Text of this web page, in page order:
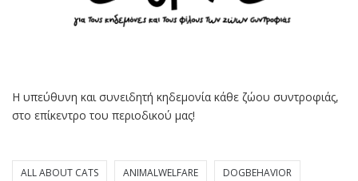
Η υπεύθυνη και συνειδητή κηδεμονία κάθε ζώου συντροφιάς,
στο επίκεντρο του περιοδικού μας!
ALL ABOUT CATS ANIMALWELFARE DOGBEHAVIOR